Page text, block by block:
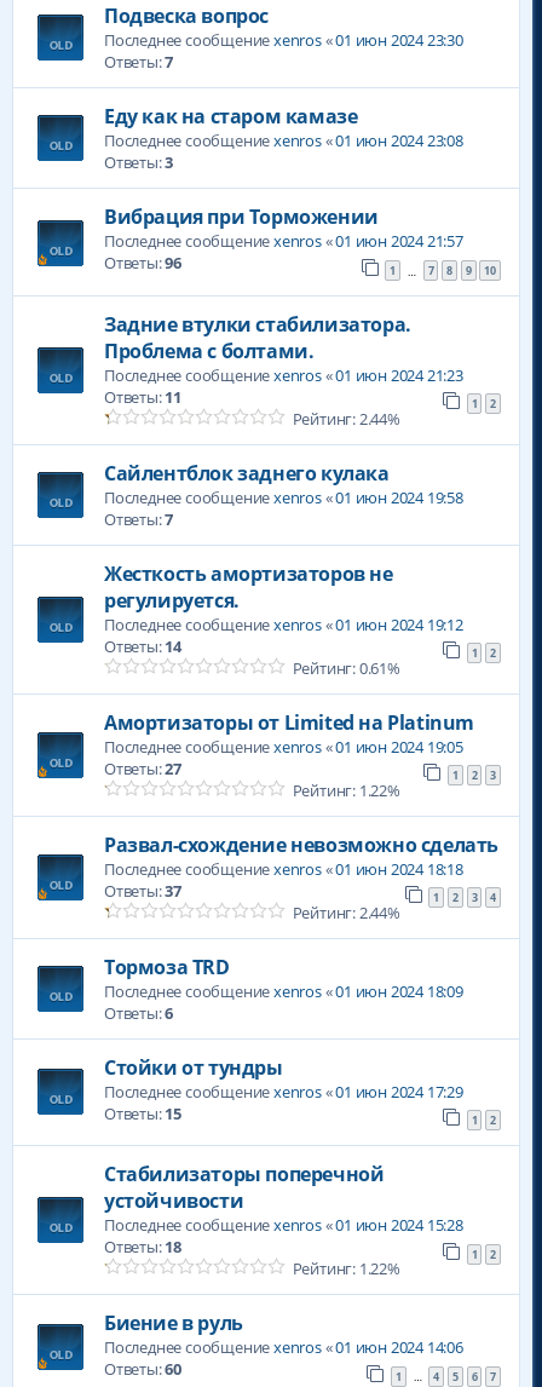
Подвеска вопрос
Последнее сообщениеxenros«01 июн 2024 23:30
Ответы:7
Еду как на старом камазе
Последнее сообщениеxenros«01 июн 2024 23:08
Ответы:3
Вибрация при Торможении
Последнее сообщениеxenros«01 июн 2024 21:57
Ответы:96 1 7 8 9 10
Задние втулки стабилизатора.
Проблема с болтами.
Последнее сообщениеxenros«01 июн 2024 21:23
Ответы:11 1 2
Рейтинг: 2.44%
Сайлентблок заднего кулака
Последнее сообщениеxenros«01 июн 2024 19:58
Ответы:7
Жесткость амортизаторов не
регулируется.
Последнее сообщениеxenros«01 июн 2024 19:12
Ответы:14 1 2
Рейтинг: 0.61%
Амортизаторы от Limited на Platinum
Последнее сообщениеxenros«01 июн 2024 19:05
Ответы:27 1 2 3
Рейтинг: 1.22%
Развал-схождение невозможно сделать
Последнее сообщениеxenros«01 июн 2024 18:18
Ответы:37 1 2 3 4
Рейтинг: 2.44%
Тормоза TRD
Последнее сообщениеxenros«01 июн 2024 18:09
Ответы:6
Стойки от тундры
Последнее сообщениеxenros«01 июн 2024 17:29
Ответы:15 1 2
Стабилизаторы поперечной
устойчивости
Последнее сообщениеxenros«01 июн 2024 15:28
Ответы:18 1 2
Рейтинг: 1.22%
Биение в руль
Последнее сообщениеxenros«01 июн 2024 14:06
Ответы:60 1 … 4 5 6 7